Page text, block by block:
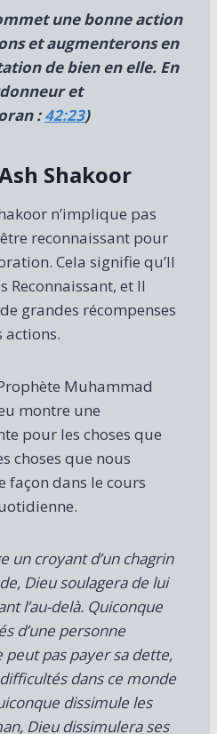
une bonne action
et augmenterons en
de bien en elle. En
et
:42:23)
Shakoor
n’implique pas
reconnaissant pour
Cela signifie qu’Il
Reconnaissant, et Il
grandes récompenses
actions.
Muhammad
montre une
pour les choses que
choses que nous
façon dans le cours
un croyant d’un chagrin
Dieu soulagera de lui
l’au-delà. Quiconque
d’une personne
peut pas payer sa dette,
dans ce monde
dissimule les
Dieu dissimulera ses